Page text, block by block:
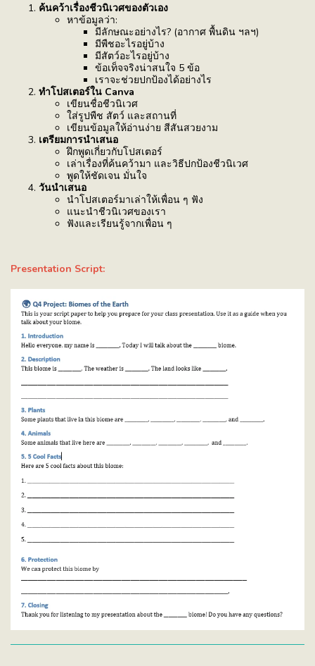
ค้นคว้าเรื่องชีวนิเวศของตัวเอง
หาข้อมูลว่า:
มีลักษณะอย่างไร? (อากาศ พื้นดิน ฯลฯ)
มีพืชอะไรอยู่บ้าง
มีสัตว์อะไรอยู่บ้าง
ข้อเท็จจริงน่าสนใจ 5 ข้อ
เราจะช่วยปกป้องได้อย่างไร
ทำโปสเตอร์ใน Canva
เขียนชื่อชีวนิเวศ
ใส่รูปพืช สัตว์ และสถานที่
เขียนข้อมูลให้อ่านง่าย สีสันสวยงาม
เตรียมการนำเสนอ
ฝึกพูดเกี่ยวกับโปสเตอร์
เล่าเรื่องที่ค้นคว้ามา และวิธีปกป้องชีวนิเวศ
พูดให้ชัดเจน มั่นใจ
วันนำเสนอ
นำโปสเตอร์มาเล่าให้เพื่อน ๆ ฟัง
แนะนำชีวนิเวศของเรา
ฟังและเรียนรู้จากเพื่อน ๆ
Presentation Script: